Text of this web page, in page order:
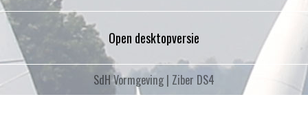
Open desktopversie
SdH Vormgeving | Ziber DS4